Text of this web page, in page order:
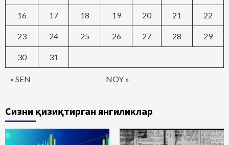
« SEN NOY »
16 17 18 19 20 21 22
23 24 25 26 27 28 29
30 31
Сизни қизиқтирган янгиликлар